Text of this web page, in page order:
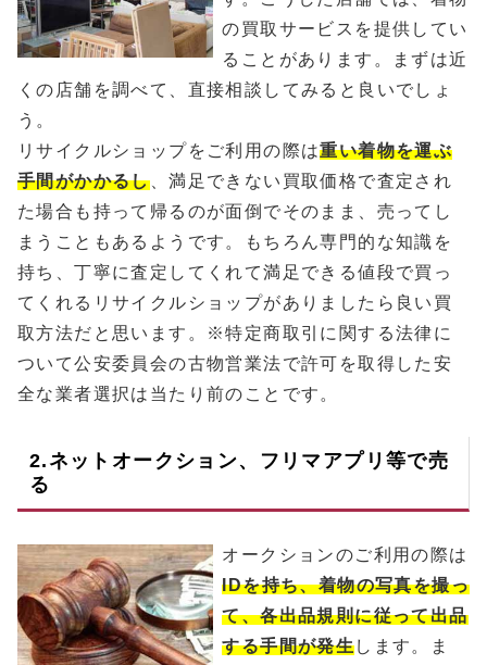
の買取サービスを提供してい
ることがあります。まずは近
くの店舗を調べて、直接相談してみると良いでしょ
う。
リサイクルショップをご利用の際は重い着物を運ぶ
手間がかかるし、満足できない買取価格で査定され
た場合も持って帰るのが面倒でそのまま、売ってし
まうこともあるようです。もちろん専門的な知識を
持ち、丁寧に査定してくれて満足できる値段で買っ
てくれるリサイクルショップがありましたら良い買
取方法だと思います。※特定商取引に関する法律に
ついて公安委員会の古物営業法で許可を取得した安
全な業者選択は当たり前のことです。
2.ネットオークション、フリマアプリ等で売
る
オークションのご利用の際は
IDを持ち、着物の写真を撮っ
て、各出品規則に従って出品
する手間が発生します。ま